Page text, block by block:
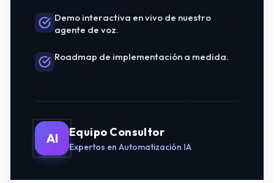
Demo interactiva en vivo de nuestro
agente de voz.
Roadmap de implementación a medida.
AI Equipo Consultor
Expertos en Automatización IA